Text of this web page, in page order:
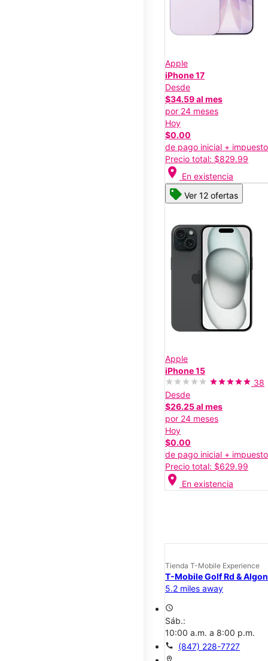
Apple
iPhone 17
Desde
$34.59 al mes
por 24 meses
Hoy
$0.00
de pago inicial +
Precio total: $829.99
location_on En existencia
Ver 12 ofertas
Apple
iPhone 15
38
Desde
$26.25 al mes
por 24 meses
Hoy
$0.00
de pago inicial +
Precio total: $629.99
location_on En existencia
Tienda T-Mobile Experience
T-Mobile Golf Rd &
5.2 miles away
access_time
Sáb.:
10:00 a.m. a 8:00 p.m.
call (847) 228-7727
location_on